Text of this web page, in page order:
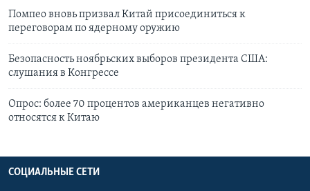
Помпео вновь призвал Китай присоединиться к
переговорам по ядерному оружию
Безопасность ноябрьских выборов президента США:
слушания в Конгрессе
Опрос: более 70 процентов американцев негативно
относятся к Китаю
СОЦИАЛЬНЫЕ СЕТИ